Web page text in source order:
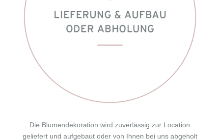
Die Blumendekoration wird zuverlässig zur Location
geliefert und aufgebaut oder von Ihnen bei uns abgeholt